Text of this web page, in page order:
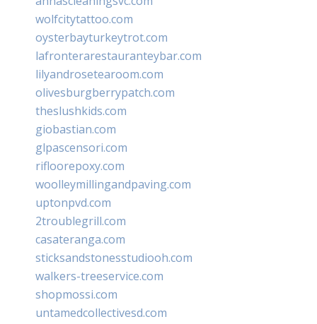
wolfcitytattoo.com
oysterbayturkeytrot.com
lafronterarestauranteybar.com
lilyandrosetearoom.com
olivesburgberrypatch.com
theslushkids.com
giobastian.com
glpascensori.com
rifloorepoxy.com
woolleymillingandpaving.com
uptonpvd.com
2troublegrill.com
casateranga.com
sticksandstonesstudiooh.com
walkers-treeservice.com
shopmossi.com
untamedcollectivesd.com